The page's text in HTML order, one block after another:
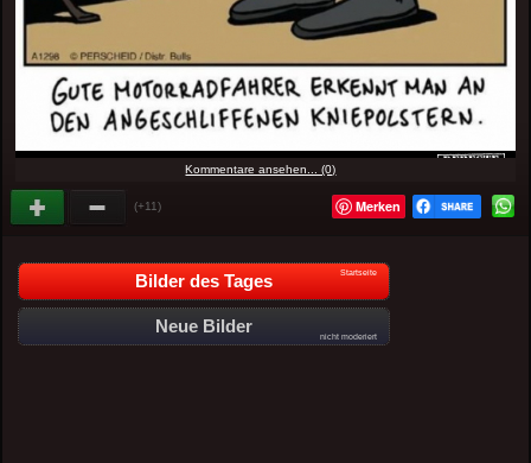
Kommentare ansehen... (0)
(+11) Merken
Bilder des Tages Startseite
Neue Bilder
nicht moderiert